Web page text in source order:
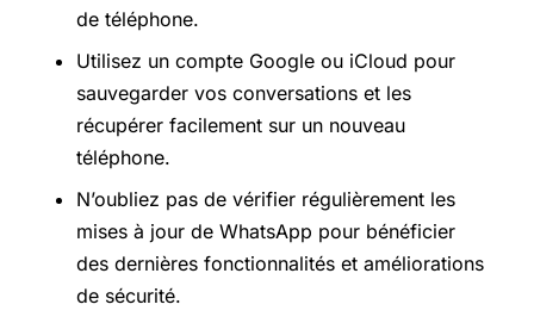
de téléphone.
Utilisez un compte Google ou iCloud pour
sauvegarder vos conversations et les
récupérer facilement sur un nouveau
téléphone.
N’oubliez pas de vérifier régulièrement les
mises à jour de WhatsApp pour bénéficier
des dernières fonctionnalités et améliorations
de sécurité.